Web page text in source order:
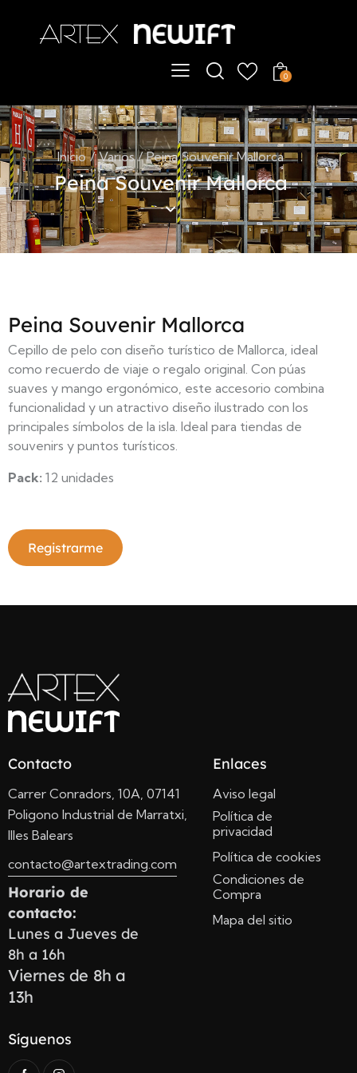
0
Inicio Varios Peina Souvenir Mallorca
Peina Souvenir Mallorca
Peina Souvenir Mallorca
Cepillo de pelo con diseño turístico de Mallorca, ideal
como recuerdo de viaje o regalo original. Con púas
suaves y mango ergonómico, este accesorio combina
funcionalidad y un atractivo diseño ilustrado con los
principales símbolos de la isla. Ideal para tiendas de
souvenirs y puntos turísticos.
Pack: 12 unidades
Registrarme
Contacto
Carrer Conradors, 10A, 07141
Poligono Industrial de Marratxi,
Illes Balears
contacto@artextrading.com
Horario de
contacto:
Lunes a Jueves de
8h a 16h
Viernes de 8h a
13h
Enlaces
Aviso legal
Política de
privacidad
Política de cookies
Condiciones de
Compra
Mapa del sitio
Síguenos
En línea